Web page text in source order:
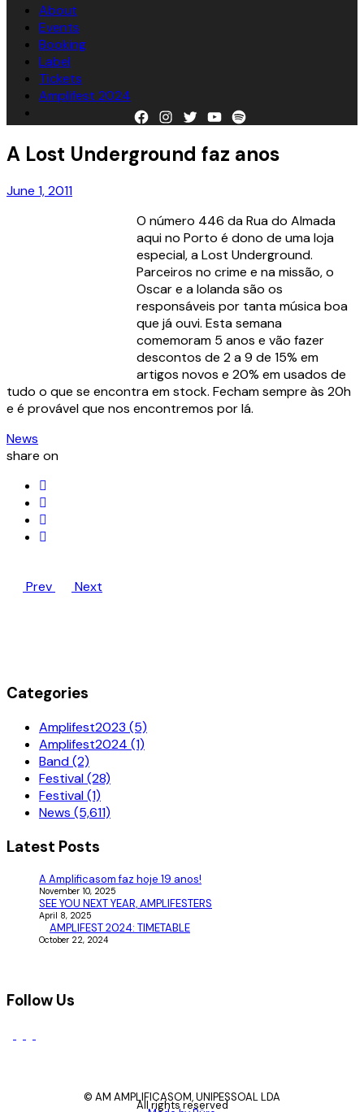
About
Events
Booking
Label
Tickets
Amplifest 2024
Facebook
Instagram
TwitterYouTubeSpotify
A Lost Underground faz anos
June 1, 2011
O número 446 da Rua do Almada
aqui no Porto é dono de uma loja
especial, a Lost Underground.
Parceiros no crime e na missão, o
Oscar e a Iolanda são os
responsáveis por tanta música boa
que já ouvi. Esta semana
comemoram 5 anos e vão fazer
descontos de 2 a 9 de 15% em
artigos novos e 20% em usados de
tudo o que se encontra em stock. Fecham sempre às 20h
e é provável que nos encontremos por lá.
News
share on
Prev Next
Categories
Amplifest2023 (5)
Amplifest2024 (1)
Band (2)
Festival (28)
Festival (1)
News (5,611)
Latest Posts
A Amplificasom faz hoje 19 anos!
November 10, 2025
SEE YOU NEXT YEAR, AMPLIFESTERS
April 8, 2025
AMPLIFEST 2024: TIMETABLE
October 22, 2024
Follow Us
© AM AMPLIFICASOM, UNIPESSOAL LDA
All rights reserved